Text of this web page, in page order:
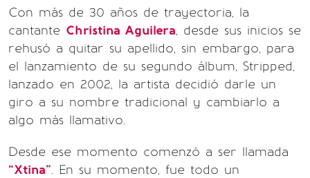
Con más de 30 años de trayectoria, la
cantante Christina Aguilera, desde sus inicios se
rehusó a quitar su apellido, sin embargo, para
el lanzamiento de su segundo álbum, Stripped,
lanzado en 2002, la artista decidió darle un
giro a su nombre tradicional y cambiarlo a
algo más llamativo.
Desde ese momento comenzó a ser llamada
“Xtina”. En su momento, fue todo un